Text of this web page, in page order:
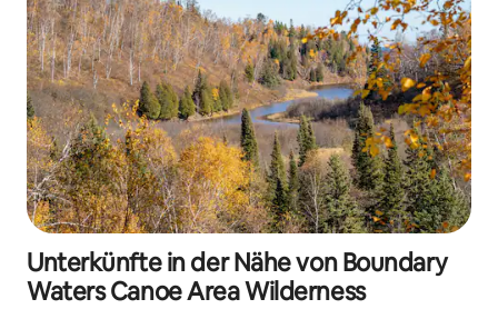
Unterkünfte in der Nähe von Boundary
Waters Canoe Area Wilderness